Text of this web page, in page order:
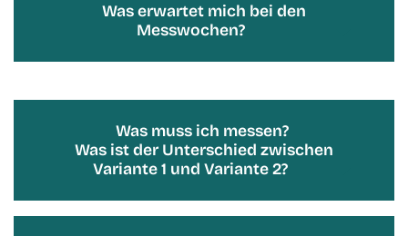
Was erwartet mich bei den
Messwochen?
Was muss ich messen?
Was ist der Unterschied zwischen
Variante 1 und Variante 2?